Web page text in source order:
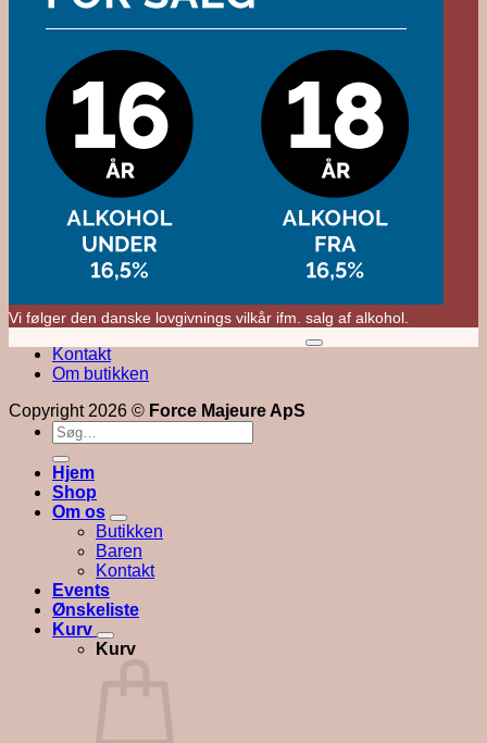
Vi følger den danske lovgivnings vilkår ifm. salg af alkohol.
Kontakt
Om butikken
Copyright 2026 © Force Majeure ApS
Søg
efter:
Hjem
Shop
Om os
Butikken
Baren
Kontakt
Events
Ønskeliste
Kurv
Kurv